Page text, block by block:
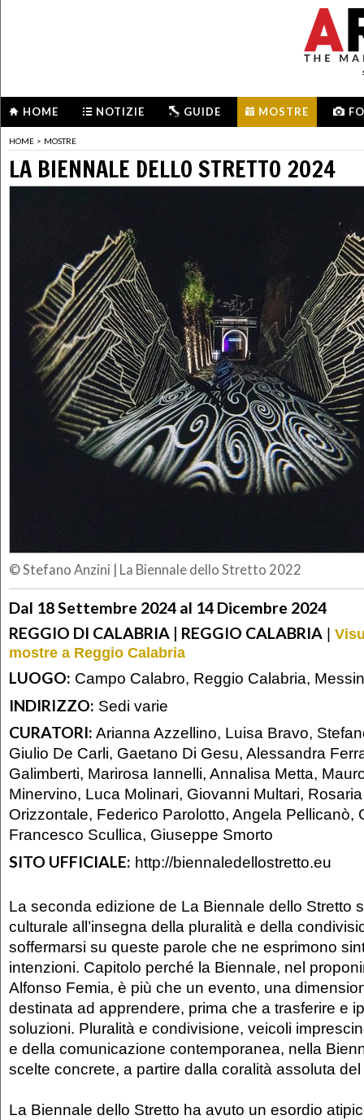
HOME NOTIZIE GUIDE MOSTRE
HOME > MOSTRE
LA BIENNALE DELLO STRETTO 2024
© Stefano Anzini La Biennale dello Stretto 2022
Dal 18 Settembre 2024 al 14 Dicembre 2024
REGGIO DI CALABRIA | REGGIO CALABRIA |
mostre a Reggio Calabria
LUOGO: Campo Calabro, Reggio Calabria,
INDIRIZZO: Sedi varie
CURATORI: Arianna Azzellino, Luisa Bravo,
Giulio De Carli, Gaetano Di Gesu, Alessandra
Galimberti, Marirosa Iannelli, Annalisa Metta,
Minervino, Luca Molinari, Giovanni Multari,
Orizzontale, Federico Parolotto, Angela Pellicanò,
Francesco Scullica, Giuseppe Smorto
SITO UFFICIALE: http://biennaledellostretto.eu
La seconda edizione de La Biennale dello Stretto
culturale all’insegna della pluralità e della
soffermarsi su queste parole che ne esprimono
intenzioni. Capitolo perché la Biennale, nel
Alfonso Femia, è più che un evento, una
destinata ad apprendere, prima che a trasferire e
soluzioni. Pluralità e condivisione, veicoli
e della comunicazione contemporanea, nella
scelte concrete, a partire dalla coralità assoluta
La Biennale dello Stretto ha avuto un esordio